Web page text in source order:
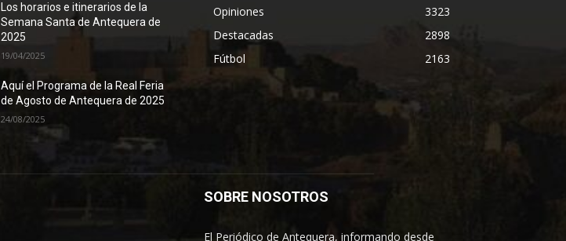
Los horarios e itinerarios de la
Semana Santa de Antequera de
2025
19/04/2025
Aquí el Programa de la Real Feria
de Agosto de Antequera de 2025
24/08/2025
Opiniones
3323
Destacadas
2898
Fútbol
2163
SOBRE NOSOTROS
El Periódico de Antequera, informando desde